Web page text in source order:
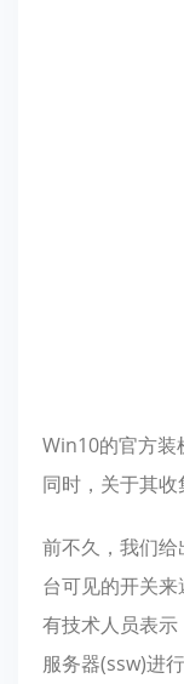
Win10的官方装
同时，关于其收
前不久，我们
台可见的开关
有技术人员表
服务器(ssw)进